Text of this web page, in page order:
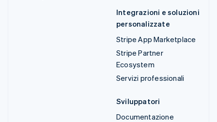
Integrazioni e soluzioni
personalizzate
Stripe App Marketplace
Stripe Partner
Ecosystem
Servizi professionali
Sviluppatori
Documentazione